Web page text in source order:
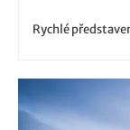
Rychlé